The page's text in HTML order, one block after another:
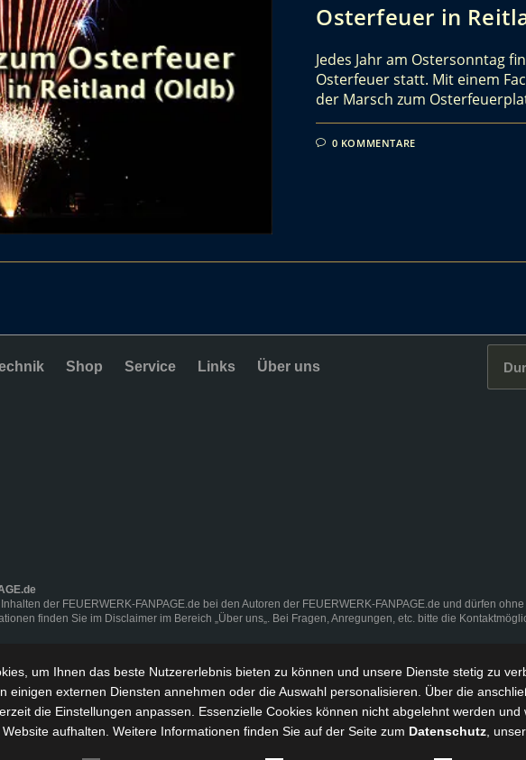
Osterfeuer in
Jedes Jahr am Ostersonntag
Osterfeuer statt. Mit einem
der Marsch zum
0 KOMMENTARE
Shop Service Links Über uns
der FEUERWERK-FANPAGE.de bei den Autoren der FEUERWERK-FANPAGE.de und dürfen
finden Sie im Disclaimer im Bereich „Über uns„. Bei Fragen, Anregungen, etc. bitte die
um Ihnen das beste Nutzererlebnis bieten zu können und unsere Dienste stetig zu
einigen externen Diensten annehmen oder die Auswahl personalisieren. Über die
die Einstellungen anpassen. Essenzielle Cookies können nicht abgelehnt werden
aufhalten. Weitere Informationen finden Sie auf der Seite zum Datenschutz ,